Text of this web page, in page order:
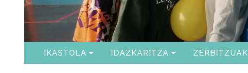
IKASTOLA IDAZKARITZA ZERBITZUAK